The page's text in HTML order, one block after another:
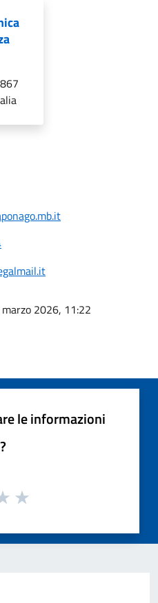
2026, 11:22
le informazioni